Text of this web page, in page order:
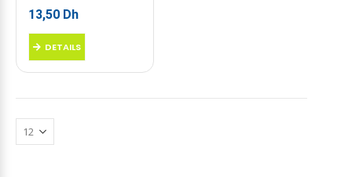
13,50 Dh
DETAILS